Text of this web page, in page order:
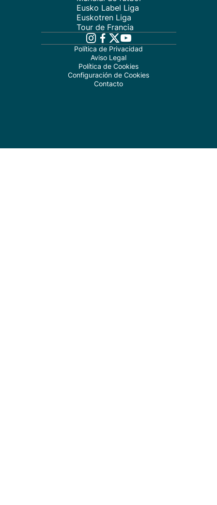
Eusko Label Liga
Euskotren Liga
Tour de Francia
Política de Privacidad
Aviso Legal
Política de Cookies
Configuración de Cookies
Contacto